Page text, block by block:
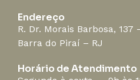
Endereço
R. Dr. Morais Barbosa, 137
Barra do Piraí – RJ
Horário de Atendimento